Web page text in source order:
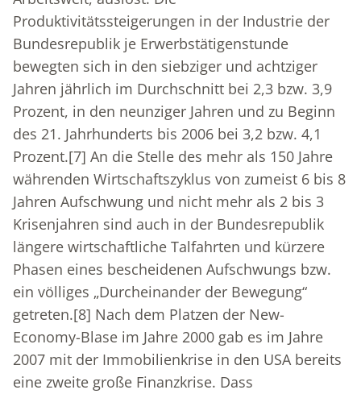
Produktivitätssteigerungen in der Industrie der
Bundesrepublik je Erwerbstätigenstunde
bewegten sich in den siebziger und achtziger
Jahren jährlich im Durchschnitt bei 2,3 bzw. 3,9
Prozent, in den neunziger Jahren und zu Beginn
des 21. Jahrhunderts bis 2006 bei 3,2 bzw. 4,1
Prozent.[7] An die Stelle des mehr als 150 Jahre
währenden Wirtschaftszyklus von zumeist 6 bis 8
Jahren Aufschwung und nicht mehr als 2 bis 3
Krisenjahren sind auch in der Bundesrepublik
längere wirtschaftliche Talfahrten und kürzere
Phasen eines bescheidenen Aufschwungs bzw.
ein völliges „Durcheinander der Bewegung“
getreten.[8] Nach dem Platzen der New-
Economy-Blase im Jahre 2000 gab es im Jahre
2007 mit der Immobilienkrise in den USA bereits
eine zweite große Finanzkrise. Dass